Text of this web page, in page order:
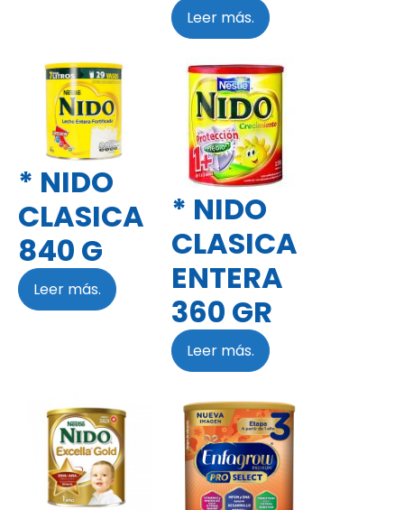
Leer más.
* NIDO
CLASICA
840 G
Leer más.
* NIDO
CLASICA
ENTERA
360 GR
Leer más.